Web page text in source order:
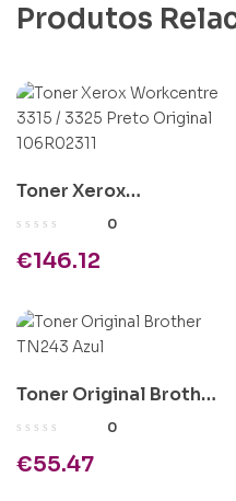
Produtos
Toner Xerox
Workcentre 3315 /
106R02311
0
€146.12
Toner Original Brother
TN243 Azul
0
€55.47